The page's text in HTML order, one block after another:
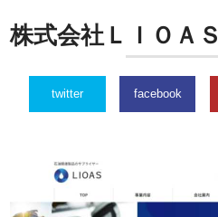
株式会社ＬＩＯＡＳ
twitter facebook